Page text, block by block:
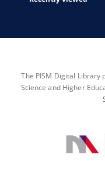
The PISM Digital
Science and Higher